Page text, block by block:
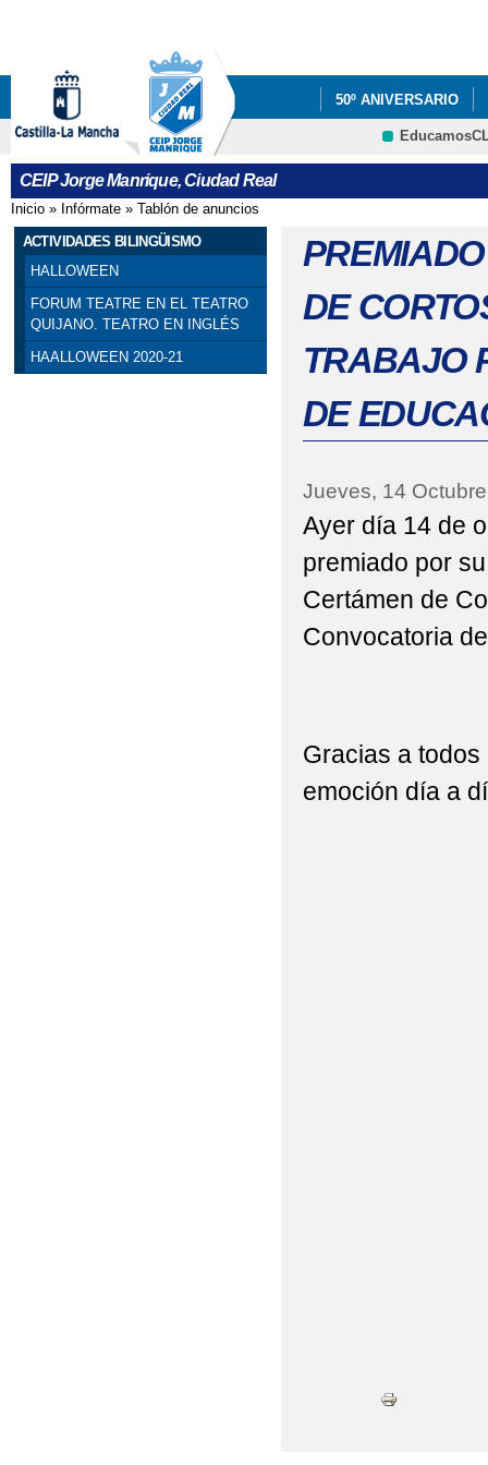
50º ANIVERSARIO
PROYECTOS
TALLER
CEIP Jorge Manrique, Ciudad Real
Se encuentra usted aquí
Inicio » Infórmate » Tablón de anuncios
ACTIVIDADES BILINGÜISMO
HALLOWEEN
FORUM TEATRE EN EL TEATRO
QUIJANO. TEATRO EN INGLÉS
HAALLOWEEN 2020-21
DE
TRABAJO
DE
Jueves, 14
Ayer día 14 de
premiado por
Certámen de
Convocatoria
Gracias a
emoción día a